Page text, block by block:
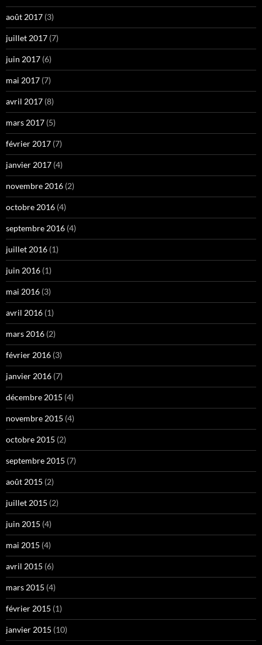
août 2017 (3)
juillet 2017 (7)
juin 2017 (6)
mai 2017 (7)
avril 2017 (8)
mars 2017 (5)
février 2017 (7)
janvier 2017 (4)
novembre 2016 (2)
octobre 2016 (4)
septembre 2016 (4)
juillet 2016 (1)
juin 2016 (1)
mai 2016 (3)
avril 2016 (1)
mars 2016 (2)
février 2016 (3)
janvier 2016 (7)
décembre 2015 (4)
novembre 2015 (4)
octobre 2015 (2)
septembre 2015 (7)
août 2015 (2)
juillet 2015 (2)
juin 2015 (4)
mai 2015 (4)
avril 2015 (6)
mars 2015 (4)
février 2015 (1)
janvier 2015 (10)